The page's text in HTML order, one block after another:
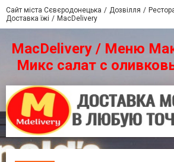
Сайт міста Сєвєродонецька Дозвілля
Доставка їжі
MacDelivery
MacDelivery / Меню
Микс салат с